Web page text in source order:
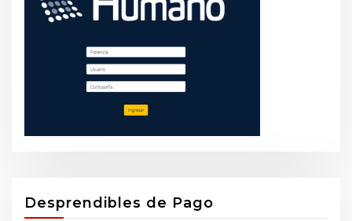
Desprendibles de Pago